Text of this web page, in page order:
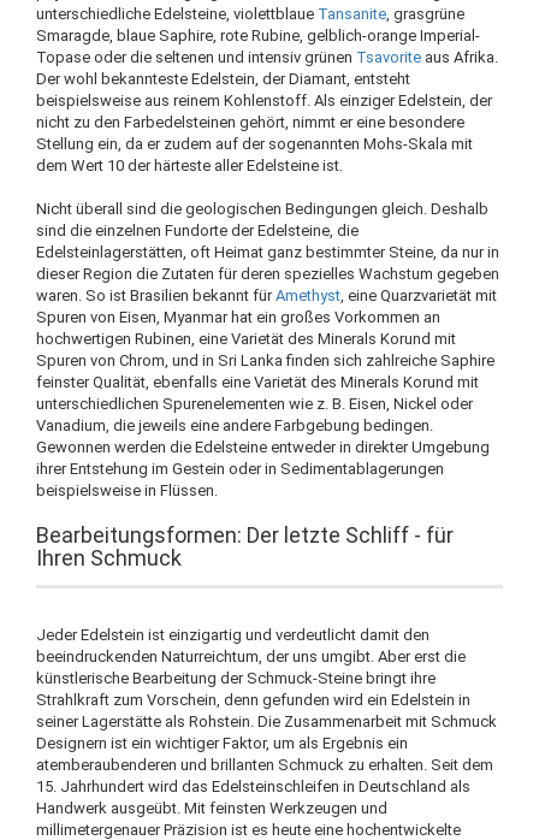
unterschiedliche Edelsteine, violettblaue Tansanite , grasgrüne
Smaragde, blaue Saphire, rote Rubine, gelblich-orange Imperial-
Topase oder die seltenen und intensiv grünen Tsavorite aus Afrika.
Der wohl bekannteste Edelstein, der Diamant, entsteht
beispielsweise aus reinem Kohlenstoff. Als einziger Edelstein, der
nicht zu den Farbedelsteinen gehört, nimmt er eine besondere
Stellung ein, da er zudem auf der sogenannten Mohs-Skala mit
dem Wert 10 der härteste aller Edelsteine ist.
Nicht überall sind die geologischen Bedingungen gleich. Deshalb
sind die einzelnen Fundorte der Edelsteine, die
Edelsteinlagerstätten, oft Heimat ganz bestimmter Steine, da nur in
dieser Region die Zutaten für deren spezielles Wachstum gegeben
waren. So ist Brasilien bekannt fürAmethyst , eine Quarzvarietät mit
Spuren von Eisen, Myanmar hat ein großes Vorkommen an
hochwertigen Rubinen, eine Varietät des Minerals Korund mit
Spuren von Chrom, und in Sri Lanka finden sich zahlreiche Saphire
feinster Qualität, ebenfalls eine Varietät des Minerals Korund mit
unterschiedlichen Spurenelementen wie z. B. Eisen, Nickel oder
Vanadium, die jeweils eine andere Farbgebung bedingen.
Gewonnen werden die Edelsteine entweder in direkter Umgebung
ihrer Entstehung im Gestein oder in Sedimentablagerungen
beispielsweise in Flüssen.
Bearbeitungsformen: Der letzte Schliff - für
Ihren Schmuck
Jeder Edelstein ist einzigartig und verdeutlicht damit den
beeindruckenden Naturreichtum, der uns umgibt. Aber erst die
künstlerische Bearbeitung der Schmuck-Steine bringt ihre
Strahlkraft zum Vorschein, denn gefunden wird ein Edelstein in
seiner Lagerstätte als Rohstein. Die Zusammenarbeit mit Schmuck
Designern ist ein wichtiger Faktor, um als Ergebnis ein
atemberaubenderen und brillanten Schmuck zu erhalten. Seit dem
15. Jahrhundert wird das Edelsteinschleifen in Deutschland als
Handwerk ausgeübt. Mit feinsten Werkzeugen und
millimetergenauer Präzision ist es heute eine hochentwickelte